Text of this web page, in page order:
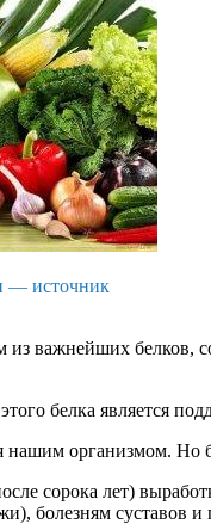
— источник
из важнейших белков,
белка является
нашим организмом. Но
сорока лет)
болезням суставов и